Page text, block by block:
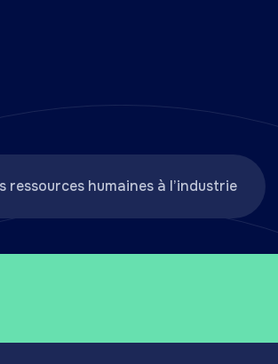
ressources humaines à l’industrie